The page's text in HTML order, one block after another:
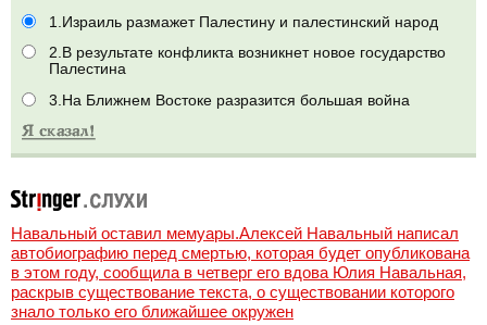
1.Израиль размажет Палестину и палестинский народ
2.В результате конфликта возникнет новое государство
Палестина
3.На Ближнем Востоке разразится большая война
Навальный оставил мемуары.Алексей Навальный написал
автобиографию перед смертью, которая будет опубликована
в этом году, сообщила в четверг его вдова Юлия Навальная,
раскрыв существование текста, о существовании которого
знало только его ближайшее окружен